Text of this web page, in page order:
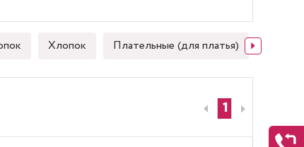
Хлопок Плательные (для платья)
1